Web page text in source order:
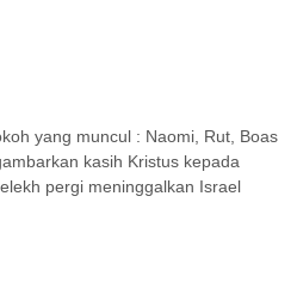
yang muncul : Naomi, Rut, Boas
kasih Kristus kepada
pergi meninggalkan Israel